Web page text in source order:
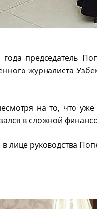
года председатель
журналиста
на то, что
в сложной
лице руководства